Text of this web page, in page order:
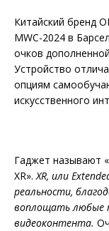
Китайский бренд
MWC-2024 в
очков
Устройство
опциям
искусственного
Гаджет называют
XR».XR, или
реальности,
воплощать любые
видеоконтента.